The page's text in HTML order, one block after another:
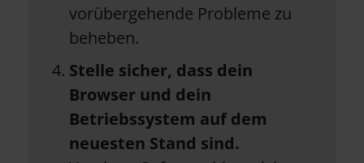
vorübergehende Probleme zu
beheben.
Stelle sicher, dass dein
Browser und dein
Betriebssystem auf dem
neuesten Stand sind.